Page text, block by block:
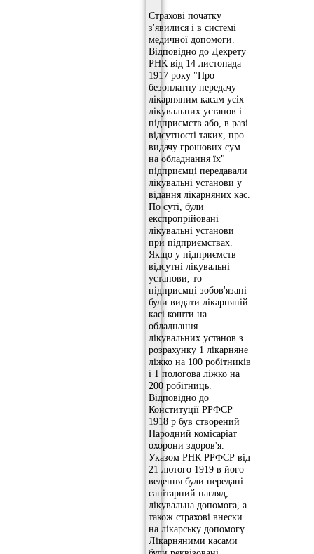
Страхові початку
з'явилися і в системі
медичної допомоги.
Відповідно до Декрету
РНК від 14 листопада
1917 року "Про
безоплатну передачу
лікарняним касам усіх
лікувальних установ і
підприємств або, в разі
відсутності таких, про
видачу грошових сум
на обладнання їх"
підприємці передавали
лікувальні установи у
відання лікарняних кас.
По суті, були
експропрійовані
лікувальні установи
при підприємствах.
Якщо у підприємств
відсутні лікувальні
установи, то
підприємці зобов'язані
були видати лікарняній
касі кошти на
обладнання
лікувальних установ з
розрахунку 1 лікарняне
ліжко на 100 робітників
і 1 пологова ліжко на
200 робітниць.
Відповідно до
Конституції РРФСР
1918 р був створений
Народний комісаріат
охорони здоров'я.
Указом РНК РРФСР від
21 лютого 1919 в його
ведення були передані
санітарний нагляд,
лікувальна допомога, а
також страхові внески
на лікарську допомогу.
Лікарняними касами